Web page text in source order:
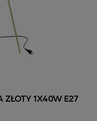
ZŁOTY 1X40W E27